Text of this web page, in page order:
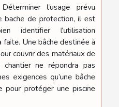
l’usage prévu
bache de protection, il est
identifier l’utilisation
faite. Une bâche destinée à
couvrir des matériaux de
chantier ne répondra pas
exigences qu’une bâche
pour protéger une piscine